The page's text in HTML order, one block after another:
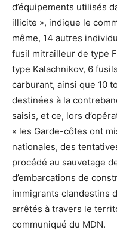
d’équipements utilisés
illicite », indique le
même, 14 autres
fusil mitrailleur de type
type Kalachnikov, 6
carburant, ainsi que 10
destinées à la
saisis, et ce, lors
« les Garde-côtes ont
nationales, des
procédé au sauvetage
d’embarcations de
immigrants clandestins
arrêtés à travers le
communiqué du MDN.